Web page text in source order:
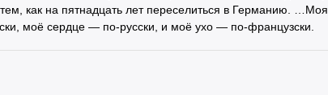
как на пятнадцать лет переселиться в Германию. …Моя
моё сердце — по-русски, и моё ухо — по-французски.